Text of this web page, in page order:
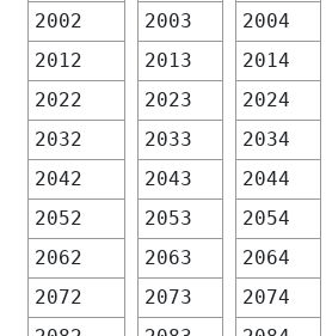
2002
2003 2004
2012
2013 2014
2022
2023 2024
2032
2033 2034
2042
2043 2044
2052
2053 2054
2062
2063 2064
2072
2073 2074